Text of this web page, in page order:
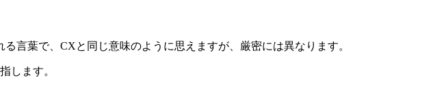
言葉で、CXと同じ意味のように思えますが、厳密には異なります。
します。